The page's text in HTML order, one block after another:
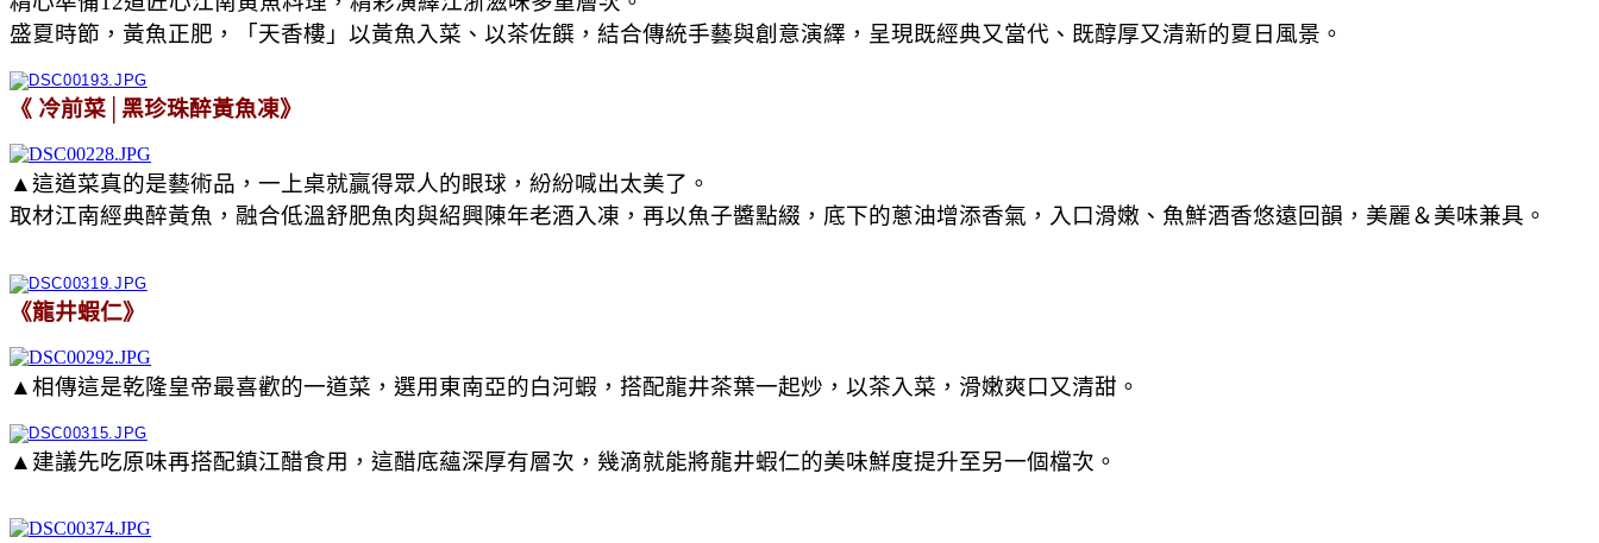
盛夏時節，黃魚正肥，「天香樓」以黃魚入菜、以茶佐饌，結合傳統手藝與創意演繹，呈現既經典又當代、既醇厚又清新的夏日風景。
《 冷前菜│黑珍珠醉黃魚凍》
▲這道菜真的是藝術品，一上桌就贏得眾人的眼球，紛紛喊出太美了。
取材江南經典醉黃魚，融合低溫舒肥魚肉與紹興陳年老酒入凍，再以魚子醬點綴，底下的蔥油增添香氣，入口滑嫩、魚鮮酒香悠遠回韻，美麗＆美味兼具。
《龍井蝦仁》
▲相傳這是乾隆皇帝最喜歡的一道菜，選用東南亞的白河蝦，搭配龍井茶葉一起炒，以茶入菜，滑嫩爽口又清甜。
▲建議先吃原味再搭配鎮江醋食用，這醋底蘊深厚有層次，幾滴就能將龍井蝦仁的美味鮮度提升至另一個檔次。